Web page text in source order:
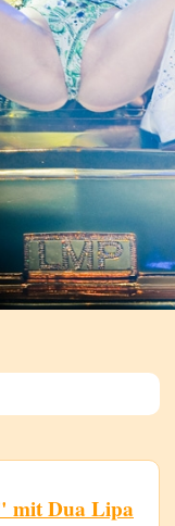
mit Dua Lipa